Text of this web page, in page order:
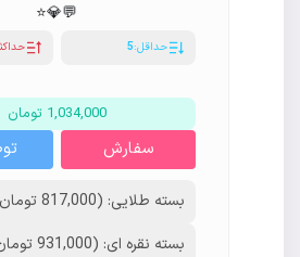
💬💎⭐️
حداقل:5
1,034,000 تومان
سفارش
بسته طلایی: (817,000 تومان)
بسته نقره ای: (931,000 تومان)